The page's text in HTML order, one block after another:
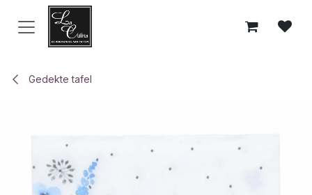
Overslaan naar inhoud
Gedekte tafel